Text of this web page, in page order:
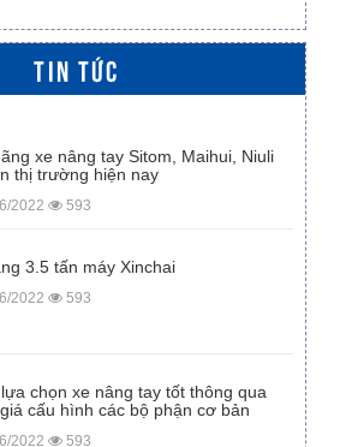
TIN TỨC
xe nâng tay Sitom, Maihui, Niuli
thị trường hiện nay
2022 593
3.5 tấn máy Xinchai
2022 593
chọn xe nâng tay tốt thông qua
cấu hình các bộ phận cơ bản
2022 593